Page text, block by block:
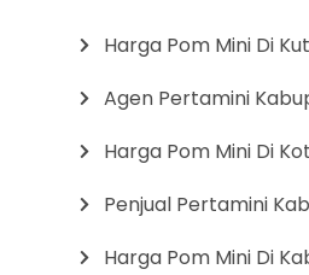
Harga Pom Mini Di
Agen Pertamini
Harga Pom Mini Di
Penjual Pertamini
Harga Pom Mini Di